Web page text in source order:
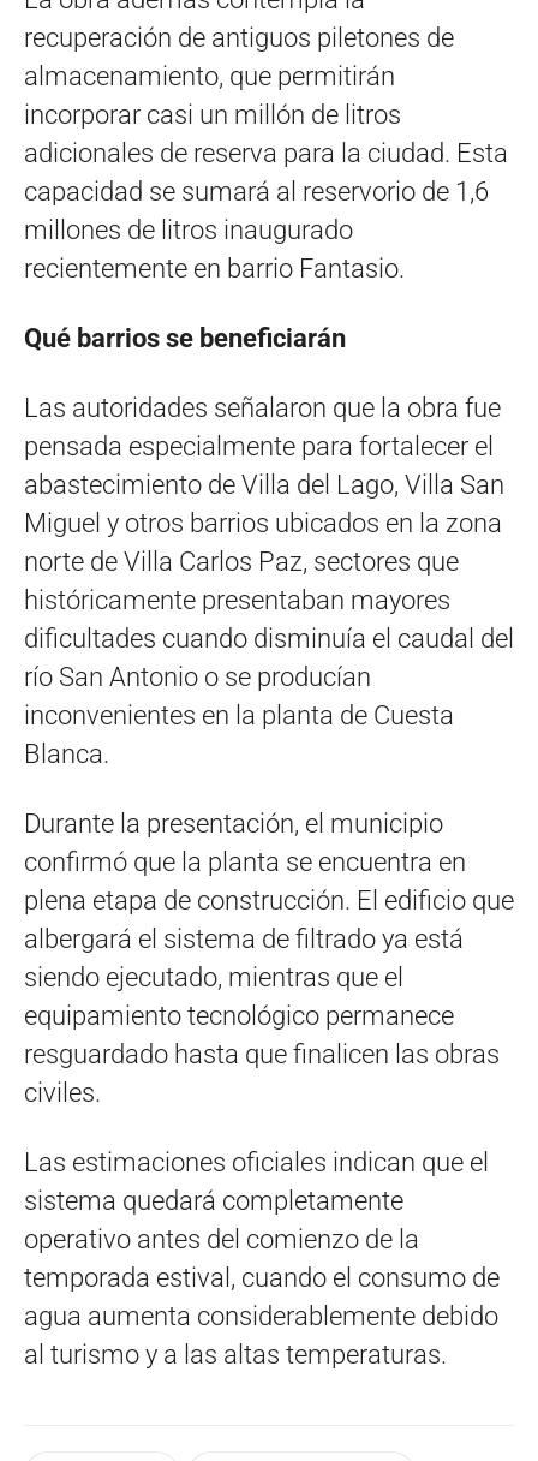
recuperación de antiguos piletones de
almacenamiento, que permitirán
incorporar casi un millón de litros
adicionales de reserva para la ciudad. Esta
capacidad se sumará al reservorio de 1,6
millones de litros inaugurado
recientemente en barrio Fantasio.
Qué barrios se beneficiarán
Las autoridades señalaron que la obra fue
pensada especialmente para fortalecer el
abastecimiento de Villa del Lago, Villa San
Miguel y otros barrios ubicados en la zona
norte de Villa Carlos Paz, sectores que
históricamente presentaban mayores
dificultades cuando disminuía el caudal del
río San Antonio o se producían
inconvenientes en la planta de Cuesta
Blanca.
Durante la presentación, el municipio
confirmó que la planta se encuentra en
plena etapa de construcción. El edificio que
albergará el sistema de filtrado ya está
siendo ejecutado, mientras que el
equipamiento tecnológico permanece
resguardado hasta que finalicen las obras
civiles.
Las estimaciones oficiales indican que el
sistema quedará completamente
operativo antes del comienzo de la
temporada estival, cuando el consumo de
agua aumenta considerablemente debido
al turismo y a las altas temperaturas.